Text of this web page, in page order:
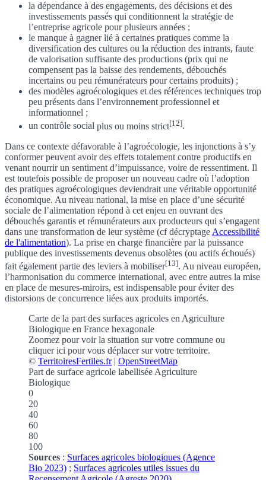
la dépendance à des engagements, des décisions et des
investissements passés qui conditionnent la stratégie de
l’entreprise agricole pour plusieurs années ;
le manque à gagner lié à certaines pratiques comme la
diversification des cultures ou la réduction des intrants, faute
de valorisation suffisante des productions (prix qui ne
compensent pas la baisse des rendements, débouchés
incertains ou peu rémunérateurs pour certains produits) ;
des modèles agroécologiques et des références techniques trop
peu présents dans l’environnement professionnel et
informationnel ;
un contrôle social plus ou moins strict[12].
Dans ce contexte défavorable à l’agroécologie, les injonctions à s’y
conformer peuvent avoir des effets totalement contre productifs en
venant nourrir un sentiment d’impuissance, voire de ressentiment. Il
est toutefois possible de proposer un nouveau cadre où l’adoption
des pratiques agroécologiques deviendrait une véritable opportunité
économique. Au niveau national, la mise en place d’une sécurité
sociale de l’alimentation répond à cet enjeu en ouvrant des
débouchés garantis et rémunérateurs aux producteurs qui s’engagent
dans une transformation de leur système (cfdécryptage Accessibilité
de l'alimentation). La prise en charge financière par la puissance
publique des investissements devenus obsolètes (ou actifs échoués)
fait également partie des leviers à mobiliser[13]. Au niveau européen,
l’harmonisation du commerce international, avec entre autres la mise
en place de mesures-miroirs, est indispensable pour éviter des
distorsions de concurrence liées aux produits importés.
Carte de la part des surfaces agricoles en Agriculture
Biologique en France hexagonale
Zoomez pour voir la situation sur votre commune ou
cliquer ici pour vous déplacer sur votre territoire.
© TerritoiresFertiles.fr| OpenStreetMap
Part de surface agricole labellisée Agriculture
Biologique
0
20
40
60
80
100
Sources : Surfaces agricoles biologiques (Agence
Bio 2023) ; Surfaces agricoles utiles issues du